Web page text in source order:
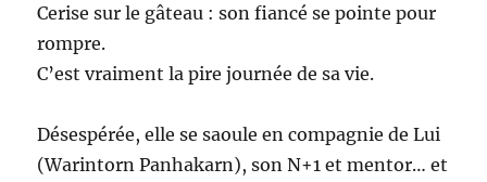
Cerise sur le gâteau : son fiancé se pointe pour
rompre.
C’est vraiment la pire journée de sa vie.
Désespérée, elle se saoule en compagnie de Lui
(Warintorn Panhakarn), son N+1 et mentor… et